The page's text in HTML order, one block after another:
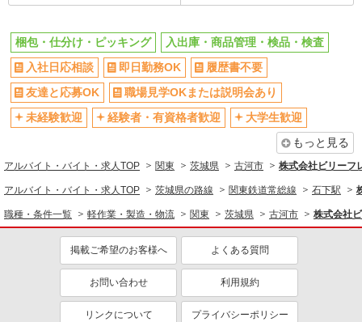
服装自由
髪型・髪色自由
オープニングスタッフ
禁煙・分煙
車通勤OK
バイク通勤OK
自転車通勤OK
残業少なめ（月20h未満）
交通費支給
社会保険あり
軽作業・製造・物流
梱包・仕分け・ピッキング
入出庫・商品管理・検品・検査
同じ特徴から求人を探す
未経験歓迎
大学生歓迎
ミドル（40代～）活躍中
週2～3日勤務OK
服装自由
梱包・仕分け・ピッキング
入出庫・商品管理・検品・検査
入社日応相談
即日勤務OK
履歴書不要
友達と応募OK
職場見学OKまたは説明会あり
未経験歓迎
経験者・有資格者歓迎
大学生歓迎
もっと見る
アルバイト・バイト・求人TOP 関東 茨城県 古河市 株式会社ビリーフ
アルバイト・バイト・求人TOP 茨城県の路線 関東鉄道常総線 石下駅
職種・条件一覧 軽作業・製造・物流 関東 茨城県 古河市 株式会社
掲載ご希望のお客様へ よくある質問
お問い合わせ 利用規約
リンクについて プライバシーポリシー